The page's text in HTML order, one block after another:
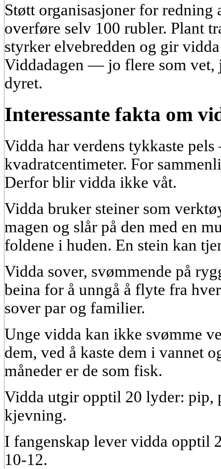
Støtt organisasjoner for
overføre selv 100 rubler. Plant
styrker elvebredden og gir
Viddadagen — jo flere som vet,
dyret.
Interessante fakta om
Vidda har verdens tykkaste
kvadratcentimeter. For
Derfor blir vidda ikke våt.
Vidda bruker steiner som
magen og slår på den med en
foldene i huden. En stein kan
Vidda sover, svømmende på
beina for å unngå å flyte fra
sover par og familier.
Unge vidda kan ikke svømme
dem, ved å kaste dem i vannet
måneder er de som fisk.
Vidda utgir opptil 20 lyder: pip,
kjevning.
I fangenskap lever vidda opptil
10-12.